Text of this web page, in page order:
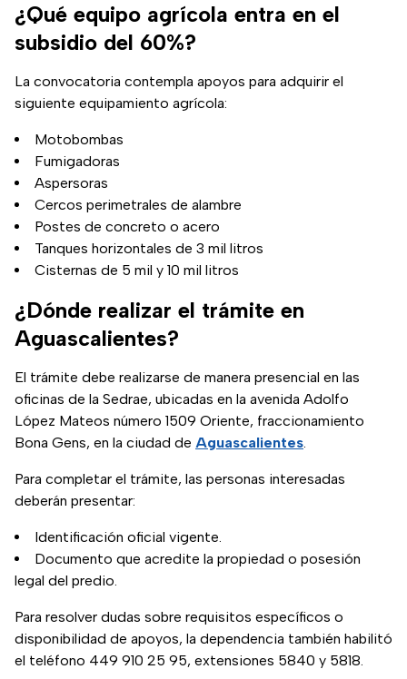
¿Qué equipo agrícola entra en el
subsidio del 60%?
La convocatoria contempla apoyos para adquirir el
siguiente equipamiento agrícola:
Motobombas
Fumigadoras
Aspersoras
Cercos perimetrales de alambre
Postes de concreto o acero
Tanques horizontales de 3 mil litros
Cisternas de 5 mil y 10 mil litros
¿Dónde realizar el trámite en
Aguascalientes?
El trámite debe realizarse de manera presencial en las
oficinas de la Sedrae, ubicadas en la avenida Adolfo
López Mateos número 1509 Oriente, fraccionamiento
Bona Gens, en la ciudad de Aguascalientes.
Para completar el trámite, las personas interesadas
deberán presentar:
Identificación oficial vigente.
Documento que acredite la propiedad o posesión
legal del predio.
Para resolver dudas sobre requisitos específicos o
disponibilidad de apoyos, la dependencia también habilitó
el teléfono 449 910 25 95, extensiones 5840 y 5818.